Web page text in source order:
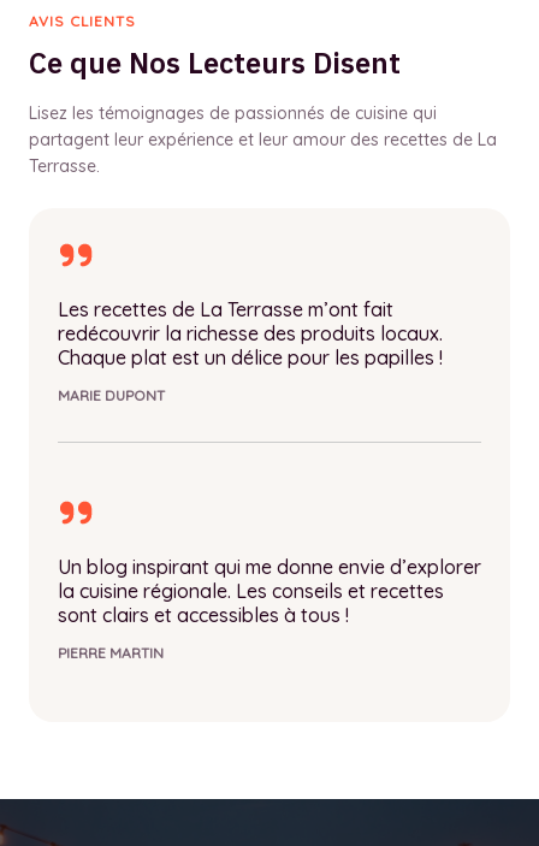
Les recettes de La Terrasse m’ont fait
redécouvrir la richesse des produits locaux.
Chaque plat est un délice pour les papilles !
MARIE DUPONT
Un blog inspirant qui me donne envie d’explorer
la cuisine régionale. Les conseils et recettes
sont clairs et accessibles à tous !
PIERRE MARTIN
AVIS CLIENTS
Ce que Nos Lecteurs Disent
Lisez les témoignages de passionnés de cuisine qui
partagent leur expérience et leur amour des recettes de La
Terrasse.